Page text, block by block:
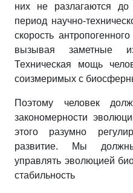
них не разлагаются до
период научно-
скорость
вызывая заметные
Техническая мощь
соизмеримых с
Поэтому человек
закономерности
этого разумно
развитие. Мы
управлять эволюцией
стабильность